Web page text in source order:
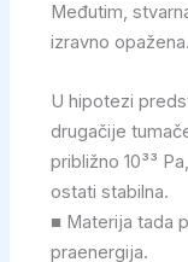
Međutim,
izravno opažena.
U hipotezi
drugačije
približno 10³³
ostati stabilna.
■ Materija tada
praenergija.